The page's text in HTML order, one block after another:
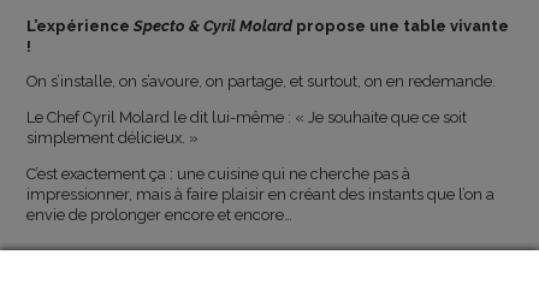
L’expérienceSpecto & Cyril Molard propose une table vivante
!
On s’installe, on s’avoure, on partage, et surtout, on en redemande.
Le Chef Cyril Molard le dit lui-même : « Je souhaite que ce soit
simplement délicieux. »
C’est exactement ça : une cuisine qui ne cherche pas à
impressionner, mais à faire plaisir en créant des instants que l’on a
envie de prolonger encore et encore…